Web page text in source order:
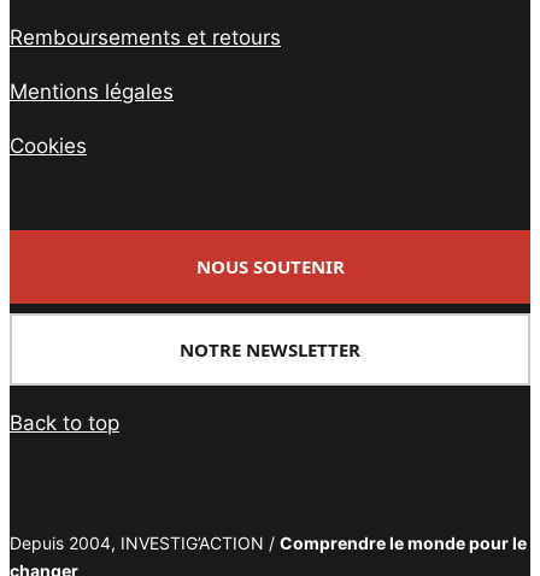
Remboursements et retours
Mentions légales
Cookies
NOUS SOUTENIR
NOTRE NEWSLETTER
Back to top
Depuis 2004, INVESTIG’ACTION / Comprendre le monde pour le
changer